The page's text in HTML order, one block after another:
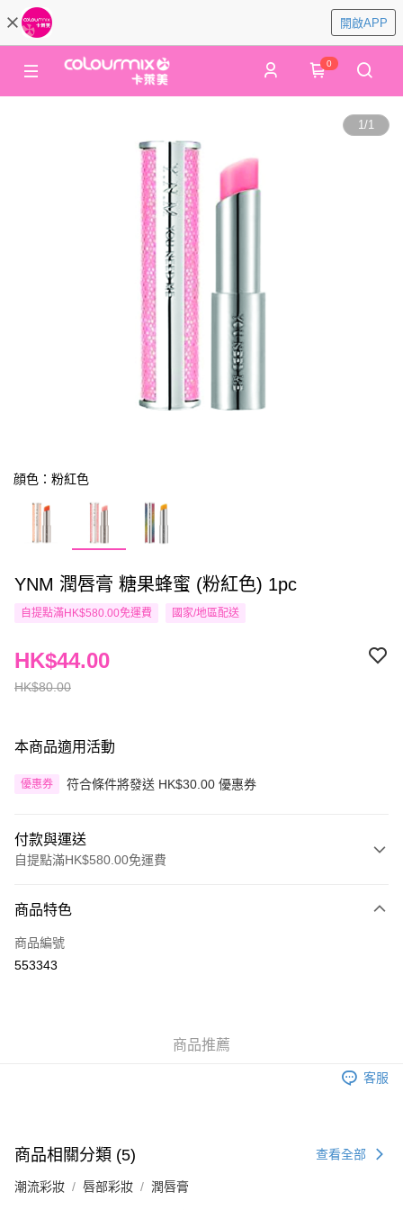
開啟APP
0
1/1
顔色：粉紅色
YNM 潤唇膏 糖果蜂蜜 (粉紅色) 1pc
自提點滿HK$580.00免運費 國家/地區配送
HK$80.00
HK$44.00
本商品適用活動
優惠券 符合條件將發送 HK$30.00 優惠券
付款與運送
自提點滿HK$580.00免運費
信用卡
Apple Pay
銀行匯款 請將存款存到以下銀行帳戶，並於存款單據寫上訂單編號後電郵至
eshop@colourmix-cosmetics.com** **我們不會處理沒有提供存款單據的訂
單。 如果訂購後七個工作天內我們未能收到有關存款，有關訂單將被取消。
送貨方式
商品特色
商品編號
553343
商品推薦
客服
商品相關分類 (5) 查看全部
潮流彩妝 唇部彩妝 潤唇膏